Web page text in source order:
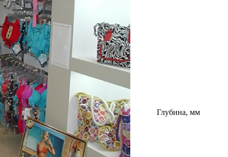
Глубина, мм